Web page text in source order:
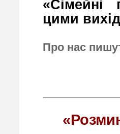
«Сімейні
цими
Про нас